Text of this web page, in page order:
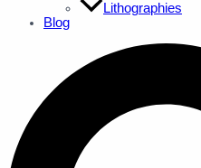
Lithographies
Blog